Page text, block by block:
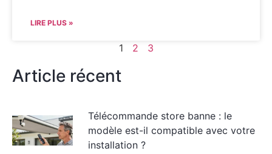
LIRE PLUS »
1 2 3
Article récent
Télécommande store banne : le
modèle est-il compatible avec votre
installation ?